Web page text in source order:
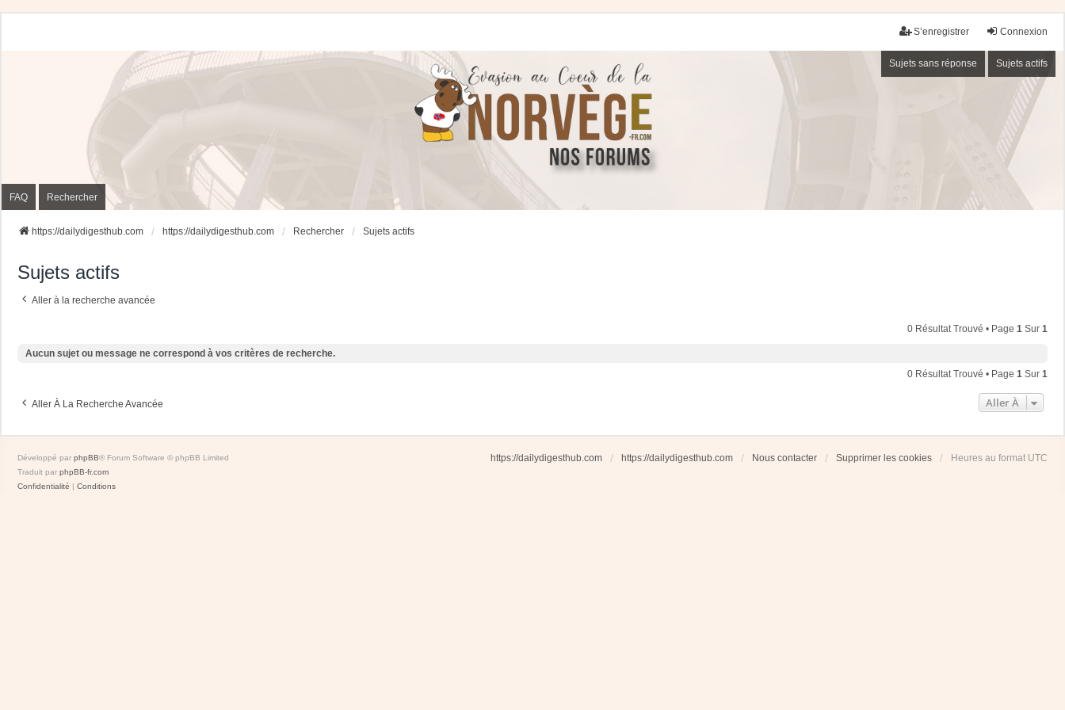
Connexion
S’enregistrer
Sujets sans réponse Sujets actifs
FAQ Rechercher
https://dailydigesthub.com https://dailydigesthub.com Rechercher Sujets actifs
Sujets actifs
Aller à la recherche avancée
0 Résultat Trouvé • Page 1 Sur 1
Aucun sujet ou message ne correspond à vos critères de recherche.
0 Résultat Trouvé • Page 1 Sur 1
Aller À La Recherche Avancée Aller À
https://dailydigesthub.com https://dailydigesthub.com Nous contacter Supprimer les cookies Heures au format UTC
Développé par phpBB® Forum Software © phpBB Limited
Traduit par phpBB-fr.com
Confidentialité | Conditions